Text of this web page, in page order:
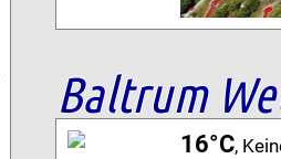
Baltrum
16°C,